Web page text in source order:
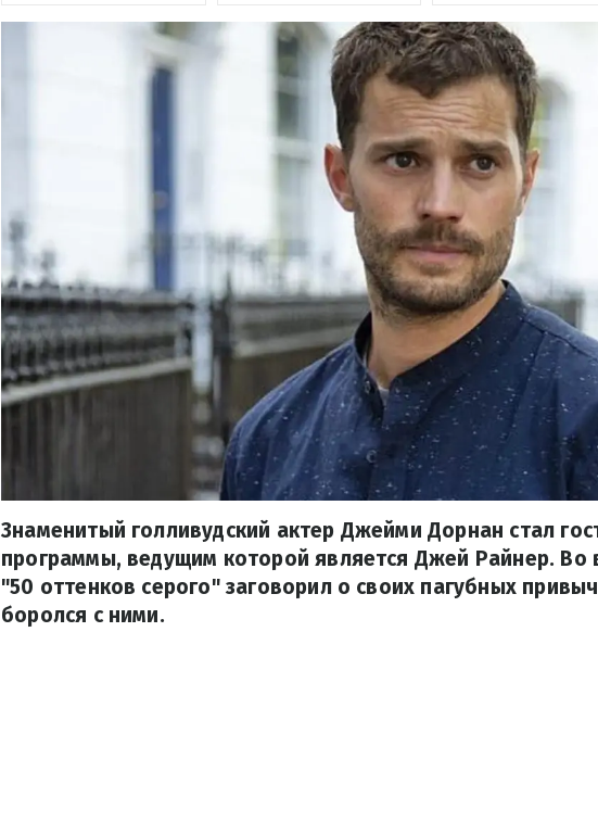
Знаменитый голливудский актер Джейми Дорнан стал
программы, ведущим которой является Джей Райнер. Во
"50 оттенков серого" заговорил о своих пагубных
боролся с ними.